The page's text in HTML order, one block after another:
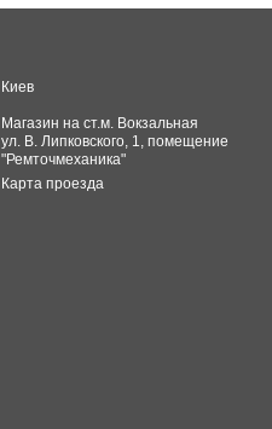
Киев
Магазин на ст.м. Вокзальная
ул. В. Липковского, 1, помещение
"Ремточмеханика"
Карта проезда